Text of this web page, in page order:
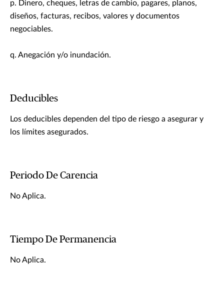
p. Dinero, cheques, letras de cambio, pagares, planos,
diseños, facturas, recibos, valores y documentos
negociables.
q. Anegación y/o inundación.
Deducibles
Los deducibles dependen del tipo de riesgo a asegurar y
los límites asegurados.
Periodo De Carencia
No Aplica.
Tiempo De Permanencia
No Aplica.